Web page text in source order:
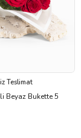
Teslimat
Beyaz Bukette 5